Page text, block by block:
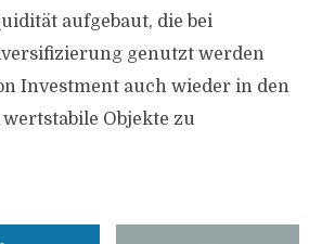
aufgebaut, die bei
genutzt werden
Investment auch wieder in den
Objekte zu